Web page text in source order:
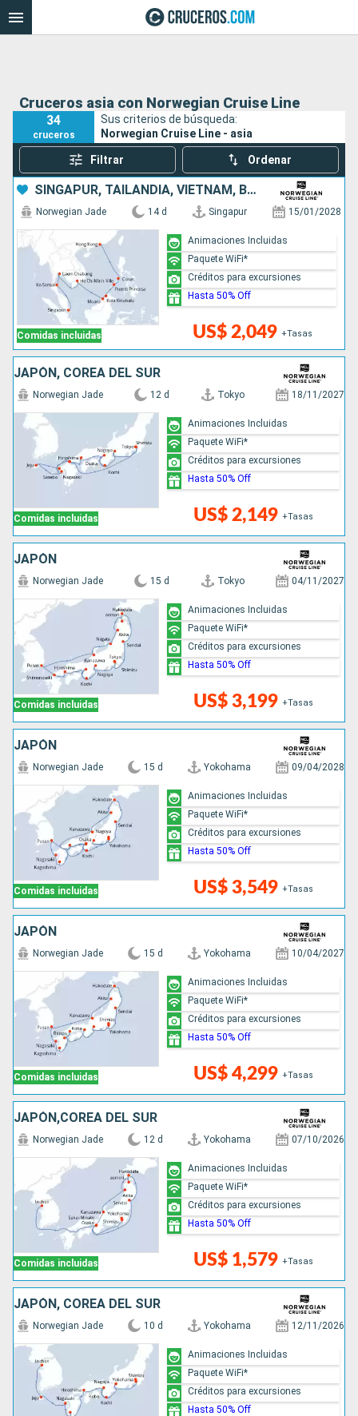
Cruceros asia con Norwegian Cruise Line
34
cruceros
Sus criterios de búsqueda:
Norwegian Cruise Line - asia
Filtrar Ordenar
SINGAPUR, TAILANDIA, VIETNAM, BRUNEI, MALASIA, FILIPINAS, CHINA
Comidas incluidas
Norwegian Jade 14 d Singapur 15/01/2028
US$ 2,049 +Tasas
Animaciones Incluidas
Paquete WiFi*
Créditos para excursiones
Hasta 50% Off
JAPÓN, COREA DEL SUR
Comidas incluidas
Norwegian Jade 12 d Tokyo 18/11/2027
US$ 2,149 +Tasas
Animaciones Incluidas
Paquete WiFi*
Créditos para excursiones
Hasta 50% Off
JAPÓN
Comidas incluidas
Norwegian Jade 15 d Tokyo 04/11/2027
US$ 3,199 +Tasas
Animaciones Incluidas
Paquete WiFi*
Créditos para excursiones
Hasta 50% Off
JAPÓN
Comidas incluidas
Norwegian Jade 15 d Yokohama 09/04/2028
US$ 3,549 +Tasas
Animaciones Incluidas
Paquete WiFi*
Créditos para excursiones
Hasta 50% Off
JAPÓN
Comidas incluidas
Norwegian Jade 15 d Yokohama 10/04/2027
US$ 4,299 +Tasas
Animaciones Incluidas
Paquete WiFi*
Créditos para excursiones
Hasta 50% Off
JAPÓN,COREA DEL SUR
Comidas incluidas
Norwegian Jade 12 d Yokohama 07/10/2026
US$ 1,579 +Tasas
Animaciones Incluidas
Paquete WiFi*
Créditos para excursiones
Hasta 50% Off
JAPÓN, COREA DEL SUR
Norwegian Jade 10 d Yokohama 12/11/2026
Animaciones Incluidas
Paquete WiFi*
Créditos para excursiones
Hasta 50% Off